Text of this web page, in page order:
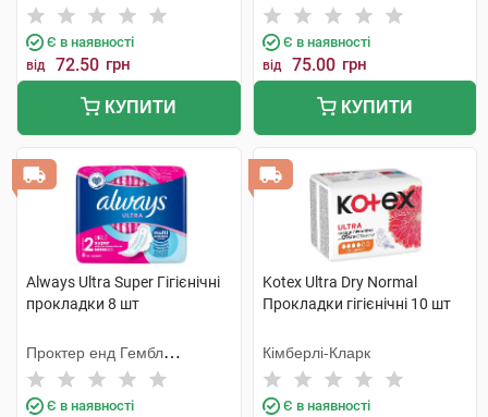
Є в наявності
від 72.50 грн
КУПИТИ
Є в наявності
від 75.00 грн
КУПИТИ
Always Ultra Super Гігієнічні
прокладки 8 шт
Проктер енд Гембл
Мануфекчурінг
Є в наявності
Kotex Ultra Dry Normal
Прокладки гігієнічні 10 шт
Кімберлі-Кларк
Є в наявності